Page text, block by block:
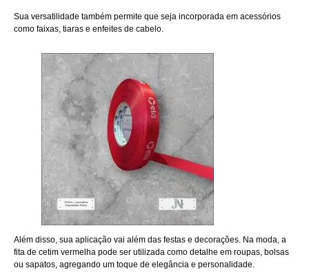
Sua versatilidade também permite que seja incorporada em acessórios
como faixas, tiaras e enfeites de cabelo.
Além disso, sua aplicação vai além das festas e decorações. Na moda, a
fita de cetim vermelha pode ser utilizada como detalhe em roupas, bolsas
ou sapatos, agregando um toque de elegância e personalidade.